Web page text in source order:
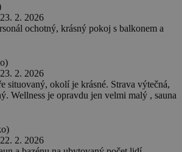
2. 2026
ochotný, krásný pokoj s balkonem a
2. 2026
situovaný, okolí je krásné. Strava výtečná,
Wellness je opravdu jen velmi malý , sauna
2. 2026